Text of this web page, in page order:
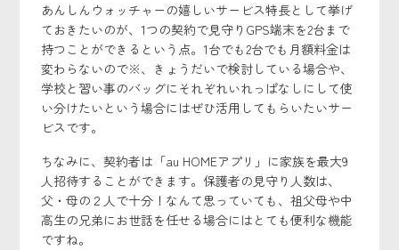
あんしんウォッチャーの嬉しいサービス特長として挙げ
ておきたいのが、1つの契約で見守りGPS端末を2台まで
持つことができるという点。1台でも2台でも月額料金は
変わらないので※、きょうだいで検討している場合や、
学校と習い事のバッグにそれぞれいれっぱなしにして使
い分けたいという場合にはぜひ活用してもらいたいサー
ビスです。
ちなみに、契約者は「au HOMEアプリ」に家族を最大9
人招待することができます。保護者の見守り人数は、
父・母の２人で十分！なんて思っていても、祖父母や中
高生の兄弟にお世話を任せる場合にはとても便利な機能
ですね。